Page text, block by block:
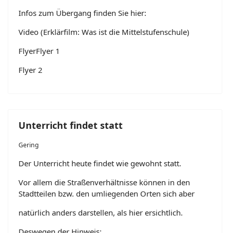
Infos zum Übergang finden Sie hier:
Video (Erklärfilm: Was ist die Mittelstufenschule)
FlyerFlyer 1
Flyer 2
Unterricht findet statt
Gering
Der Unterricht heute findet wie gewohnt statt.
Vor allem die Straßenverhältnisse können in den
Stadtteilen bzw. den umliegenden Orten sich aber
natürlich anders darstellen, als hier ersichtlich.